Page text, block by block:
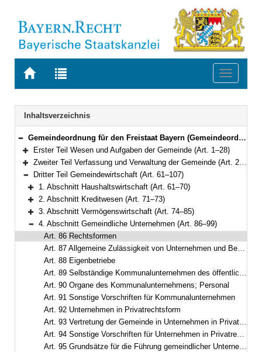
Zur
BAYERN.RECHT
Zur
letzten
Suche
Toggle
Navigation
Inhaltsverzeichnis
Bereich reduzieren
Gemeindeordnung für den Freistaat Bayern (Gemeindeordnung – GO) in der Fassung der Bekanntmachung vom 22. August 1998 (GVBl. S. 796) BayRS 2020-1-1-I (Art. 1–122)
Bereich erweitern
Erster Teil Wesen und Aufgaben der Gemeinde (Art. 1–28)
Bereich erweitern
Zweiter Teil Verfassung und Verwaltung der Gemeinde (Art. 29–60a)
Bereich reduzieren
Dritter Teil Gemeindewirtschaft (Art. 61–107)
Bereich erweitern
1. Abschnitt Haushaltswirtschaft (Art. 61–70)
Bereich erweitern
2. Abschnitt Kreditwesen (Art. 71–73)
Bereich erweitern
3. Abschnitt Vermögenswirtschaft (Art. 74–85)
Bereich reduzieren
4. Abschnitt Gemeindliche Unternehmen (Art. 86–99)
Art. 86 Rechtsformen
Art. 87 Allgemeine Zulässigkeit von Unternehmen und Beteiligungen
Art. 88 Eigenbetriebe
Art. 89 Selbständige Kommunalunternehmen des öffentlichen Rechts
Art. 90 Organe des Kommunalunternehmens; Personal
Art. 91 Sonstige Vorschriften für Kommunalunternehmen
Art. 92 Unternehmen in Privatrechtsform
Art. 93 Vertretung der Gemeinde in Unternehmen in Privatrechtsform
Art. 94 Sonstige Vorschriften für Unternehmen in Privatrechtsform
Art. 95 Grundsätze für die Führung gemeindlicher Unternehmen